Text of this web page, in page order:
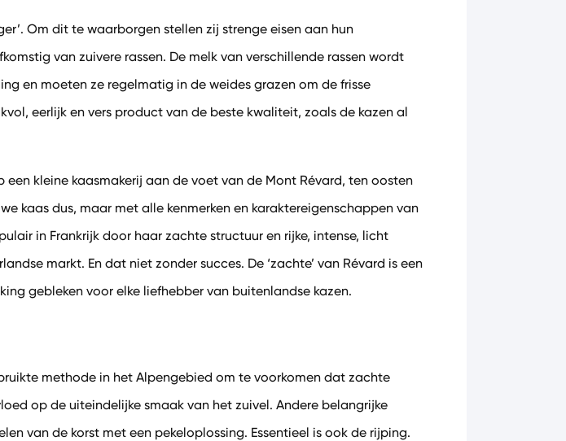
Om dit te waarborgen stellen zij strenge eisen aan hun
van zuivere rassen. De melk van verschillende rassen wordt
en moeten ze regelmatig in de weides grazen om de frisse
eerlijk en vers product van de beste kwaliteit, zoals de kazen al
kleine kaasmakerij aan de voet van de Mont Révard, ten oosten
kaas dus, maar met alle kenmerken en karaktereigenschappen van
in Frankrijk door haar zachte structuur en rijke, intense, licht
markt. En dat niet zonder succes. De ‘zachte’ van Révard is een
gebleken voor elke liefhebber van buitenlandse kazen.
methode in het Alpengebied om te voorkomen dat zachte
op de uiteindelijke smaak van het zuivel. Andere belangrijke
van de korst met een pekeloplossing. Essentieel is ook de rijping.